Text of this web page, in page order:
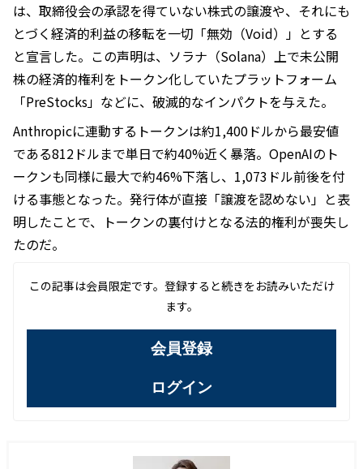
は、取締役会の承認を得ていない株式の譲渡や、それにも
とづく経済的利益の移転を一切「無効（Void）」とする
と宣言した。この声明は、ソラナ（Solana）上で未公開
株の経済的権利をトークン化していたプラットフォーム
「PreStocks」などに、破滅的なインパクトを与えた。
Anthropicに連動するトークンは約1,400ドルから最安値
である812ドルまで単日で約40%近く暴落。OpenAIのト
ークンも同様に最大で約46%下落し、1,073ドル前後を付
ける事態となった。発行体が直接「譲渡を認めない」と表
明したことで、トークンの裏付けとなる法的権利が喪失し
たのだ。
この記事は会員限定です。登録すると続きをお読みいただけ
ます。
会員登録
ログイン